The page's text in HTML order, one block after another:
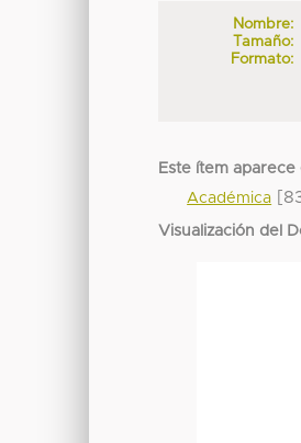
Nombre:
Tamaño:
Formato:
Este ítem
Académica
Visualización del